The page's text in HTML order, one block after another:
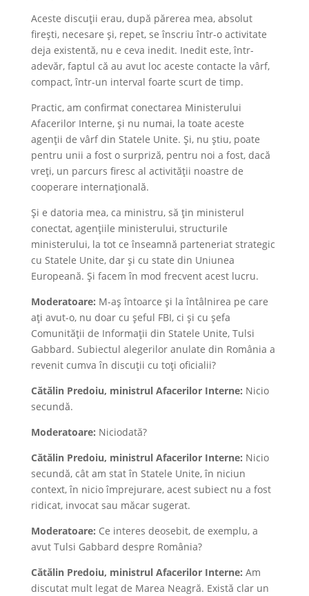
Aceste discuții erau, după părerea mea, absolut
firești, necesare și, repet, se înscriu într-o activitate
deja existentă, nu e ceva inedit. Inedit este, într-
adevăr, faptul că au avut loc aceste contacte la vârf,
compact, într-un interval foarte scurt de timp.
Practic, am confirmat conectarea Ministerului
Afacerilor Interne, și nu numai, la toate aceste
agenții de vârf din Statele Unite. Și, nu știu, poate
pentru unii a fost o surpriză, pentru noi a fost, dacă
vreți, un parcurs firesc al activității noastre de
cooperare internațională.
Și e datoria mea, ca ministru, să țin ministerul
conectat, agențiile ministerului, structurile
ministerului, la tot ce înseamnă parteneriat strategic
cu Statele Unite, dar și cu state din Uniunea
Europeană. Și facem în mod frecvent acest lucru.
Moderatoare: M-aș întoarce și la întâlnirea pe care
ați avut-o, nu doar cu șeful FBI, ci și cu șefa
Comunității de Informații din Statele Unite, Tulsi
Gabbard. Subiectul alegerilor anulate din România a
revenit cumva în discuții cu toți oficialii?
Cătălin Predoiu, ministrul Afacerilor Interne: Nicio
secundă.
Moderatoare: Niciodată?
Cătălin Predoiu, ministrul Afacerilor Interne: Nicio
secundă, cât am stat în Statele Unite, în niciun
context, în nicio împrejurare, acest subiect nu a fost
ridicat, invocat sau măcar sugerat.
Moderatoare: Ce interes deosebit, de exemplu, a
avut Tulsi Gabbard despre România?
Cătălin Predoiu, ministrul Afacerilor Interne: Am
discutat mult legat de Marea Neagră. Există clar un